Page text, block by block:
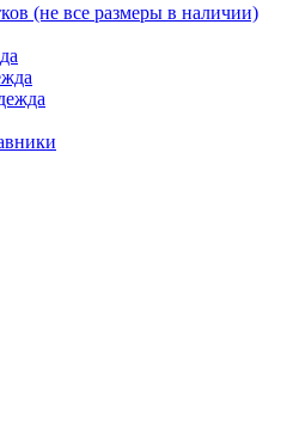
(не все размеры в наличии)